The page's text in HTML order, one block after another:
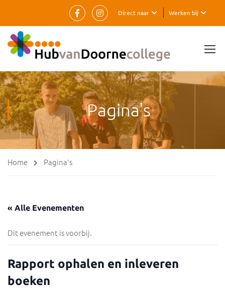
Werken bij
Direct naar
Pagina's
Home Pagina's
« Alle Evenementen
Dit evenement is voorbij.
Rapport ophalen en inleveren
boeken